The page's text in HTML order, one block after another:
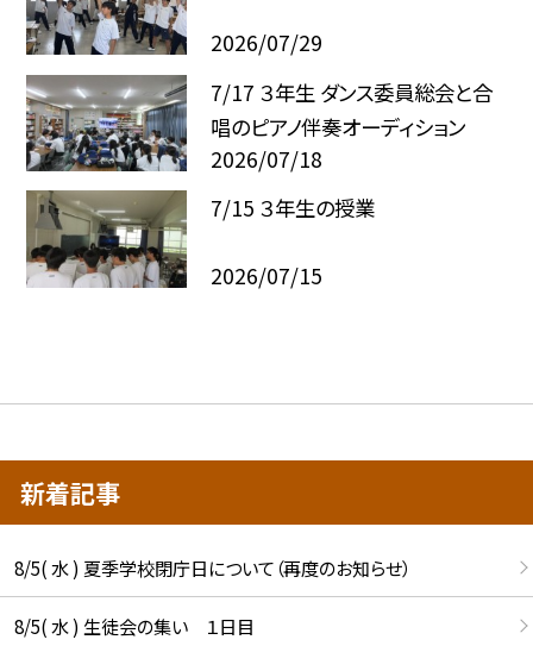
2026/07/29
7/17 ３年生 ダンス委員総会と合
唱のピアノ伴奏オーディション
2026/07/18
7/15 ３年生の授業
2026/07/15
新着記事
8/5( 水 ) 夏季学校閉庁日について（再度のお知らせ）
8/5( 水 ) 生徒会の集い １日目